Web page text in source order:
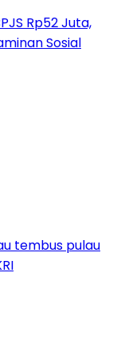
Rp52 Juta,
Sosial
tembus pulau